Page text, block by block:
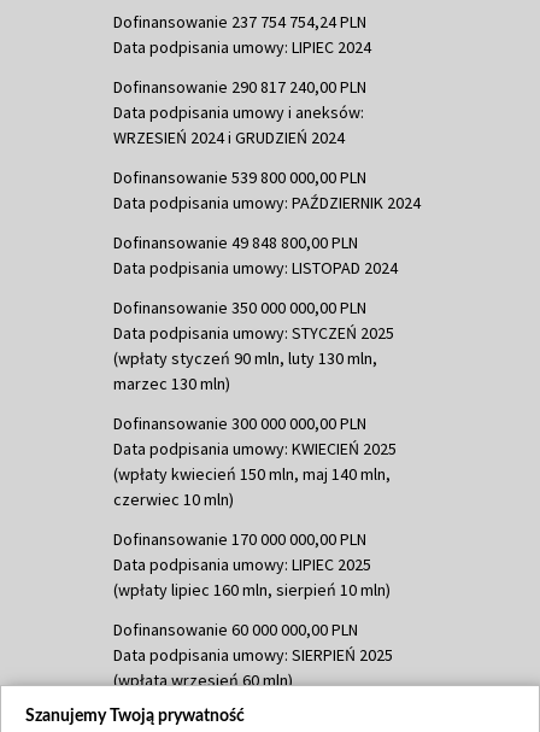
Dofinansowanie 237 754 754,24 PLN
Data podpisania umowy: LIPIEC 2024
Dofinansowanie 290 817 240,00 PLN
Data podpisania umowy i aneksów:
WRZESIEŃ 2024 i GRUDZIEŃ 2024
Dofinansowanie 539 800 000,00 PLN
Data podpisania umowy: PAŹDZIERNIK 2024
Dofinansowanie 49 848 800,00 PLN
Data podpisania umowy: LISTOPAD 2024
Dofinansowanie 350 000 000,00 PLN
Data podpisania umowy: STYCZEŃ 2025
(wpłaty styczeń 90 mln, luty 130 mln,
marzec 130 mln)
Dofinansowanie 300 000 000,00 PLN
Data podpisania umowy: KWIECIEŃ 2025
(wpłaty kwiecień 150 mln, maj 140 mln,
czerwiec 10 mln)
Dofinansowanie 170 000 000,00 PLN
Data podpisania umowy: LIPIEC 2025
(wpłaty lipiec 160 mln, sierpień 10 mln)
Dofinansowanie 60 000 000,00 PLN
Data podpisania umowy: SIERPIEŃ 2025
(wpłata wrzesień 60 mln)
Dofinansowanie 635 783 051,21 PLN
Szanujemy Twoją prywatność